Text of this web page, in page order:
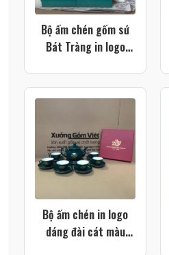
Bộ ấm chén gốm sứ
Bát Tràng in logo
màu xanh lá XG-
Bộ ấm chén in logo
dáng đài cát màu